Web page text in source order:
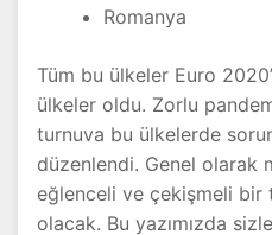
Romanya
Tüm bu ülkeler Euro
ülkeler oldu. Zorlu
turnuva bu ülkelerde
düzenlendi. Genel olarak
eğlenceli ve çekişmeli bir
olacak. Bu yazımızda